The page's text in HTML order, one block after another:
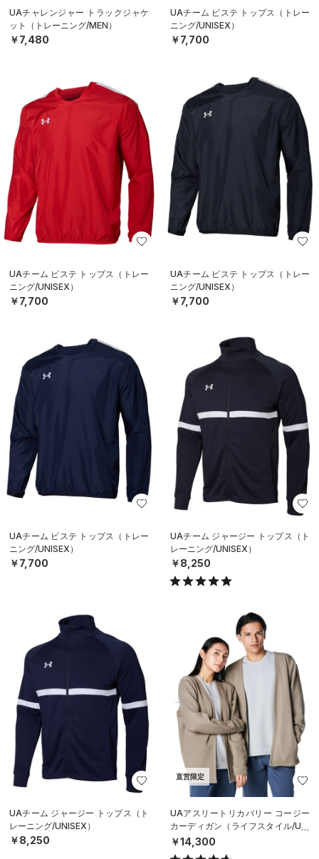
UAチャレンジャー トラックジャケ
ット（トレーニング/MEN）
￥7,480
UAチーム ピステ トップス（トレー
ニング/UNISEX）
￥7,700
UAチーム ピステ トップス（トレー
ニング/UNISEX）
￥7,700
UAチーム ピステ トップス（トレー
ニング/UNISEX）
￥7,700
UAチーム ピステ トップス（トレー
ニング/UNISEX）
￥7,700
UAチーム ジャージー トップス（ト
レーニング/UNISEX）
￥8,250
UAチーム ジャージー トップス（ト
レーニング/UNISEX）
￥8,250
直営限定
UAアスリートリカバリー コージー
カーディガン（ライフスタイル/UNI
SEX）
￥14,300